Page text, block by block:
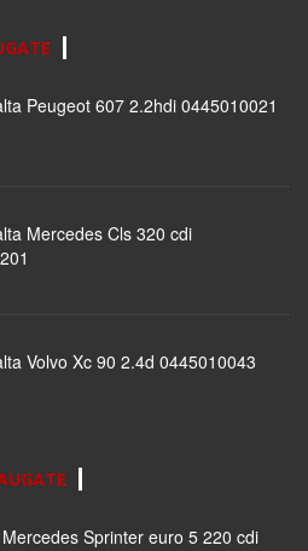
Peugeot 607 2.2hdi 0445010021
Mercedes Cls 320 cdi
Volvo Xc 90 2.4d 0445010043
Sprinter euro 5 220 cdi